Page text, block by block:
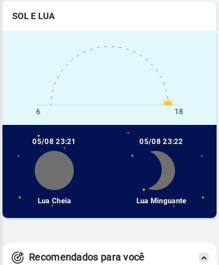
SOL E LUA
6 18
05/08 23:21
Lua Cheia
05/08 23:22
Lua Minguante
Recomendados para você